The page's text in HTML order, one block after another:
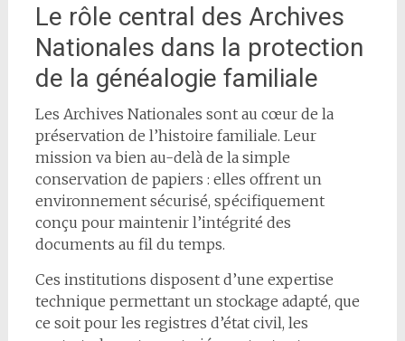
Le rôle central des Archives
Nationales dans la protection
de la généalogie familiale
Les Archives Nationales sont au cœur de la
préservation de l’histoire familiale. Leur
mission va bien au-delà de la simple
conservation de papiers : elles offrent un
environnement sécurisé, spécifiquement
conçu pour maintenir l’intégrité des
documents au fil du temps.
Ces institutions disposent d’une expertise
technique permettant un stockage adapté, que
ce soit pour les registres d’état civil, les